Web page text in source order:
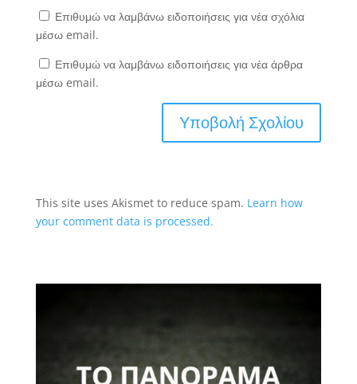
Επιθυμώ να λαμβάνω ειδοποιήσεις για νέα σχόλια
μέσω email.
Επιθυμώ να λαμβάνω ειδοποιήσεις για νέα άρθρα
μέσω email.
This site uses Akismet to reduce spam. Learn how
your comment data is processed.